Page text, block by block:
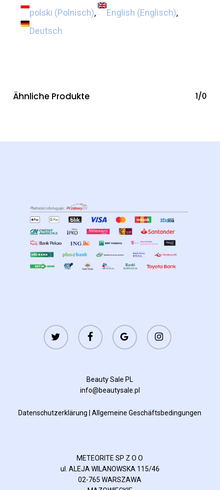
polski (Polnisch) English (Englisch)
Deutsch
Ähnliche Produkte 1/0
twitter facebook
google-
plus
instagram
Beauty Sale PL
info@beautysale.pl
Datenschutzerklärung |Allgemeine Geschäftsbedingungen
METEORITE SP Z O O
ul. ALEJA WILANOWSKA 115/46
02-765 WARSZAWA